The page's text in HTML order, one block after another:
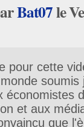
Bat07le
pour cette
soumis
économistes
et aux
que